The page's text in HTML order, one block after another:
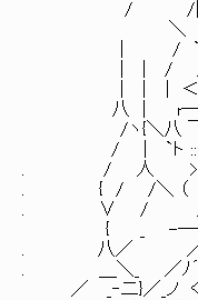
/ /| |
＼ ／
| / `ト- -匕/
| | / 八
| | ｜ ＜＼ ￣
八 | r─
/ヽ{＼八 ￣
/ | `ト :::::::
. / 人 >､
. { / /＼ （
. ∨ / / _／}
{ _ -─‐‐/ｉ
. 八／ ／/:i:i:
. ＿＼_ ／ﾉ´L
／ _‐二}／_ノ く